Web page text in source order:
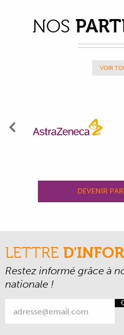
NOS
VOIR
Précédent
DEVENIR
LETTRE
Restez informé grâce à
nationale !